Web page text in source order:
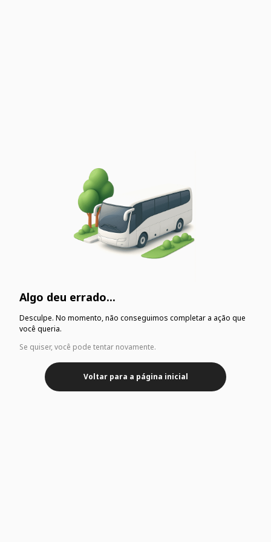
Algo deu errado...
Desculpe. No momento, não conseguimos completar a ação que
você queria.
Se quiser, você pode tentar novamente.
Voltar para a página inicial